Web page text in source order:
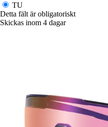
TU
Detta fält är obligatoriskt
Skickas inom 4 dagar